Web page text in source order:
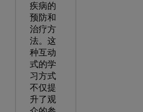
疾病的
预防和
治疗方
法。这
种互动
式的学
习方式
不仅提
升了观